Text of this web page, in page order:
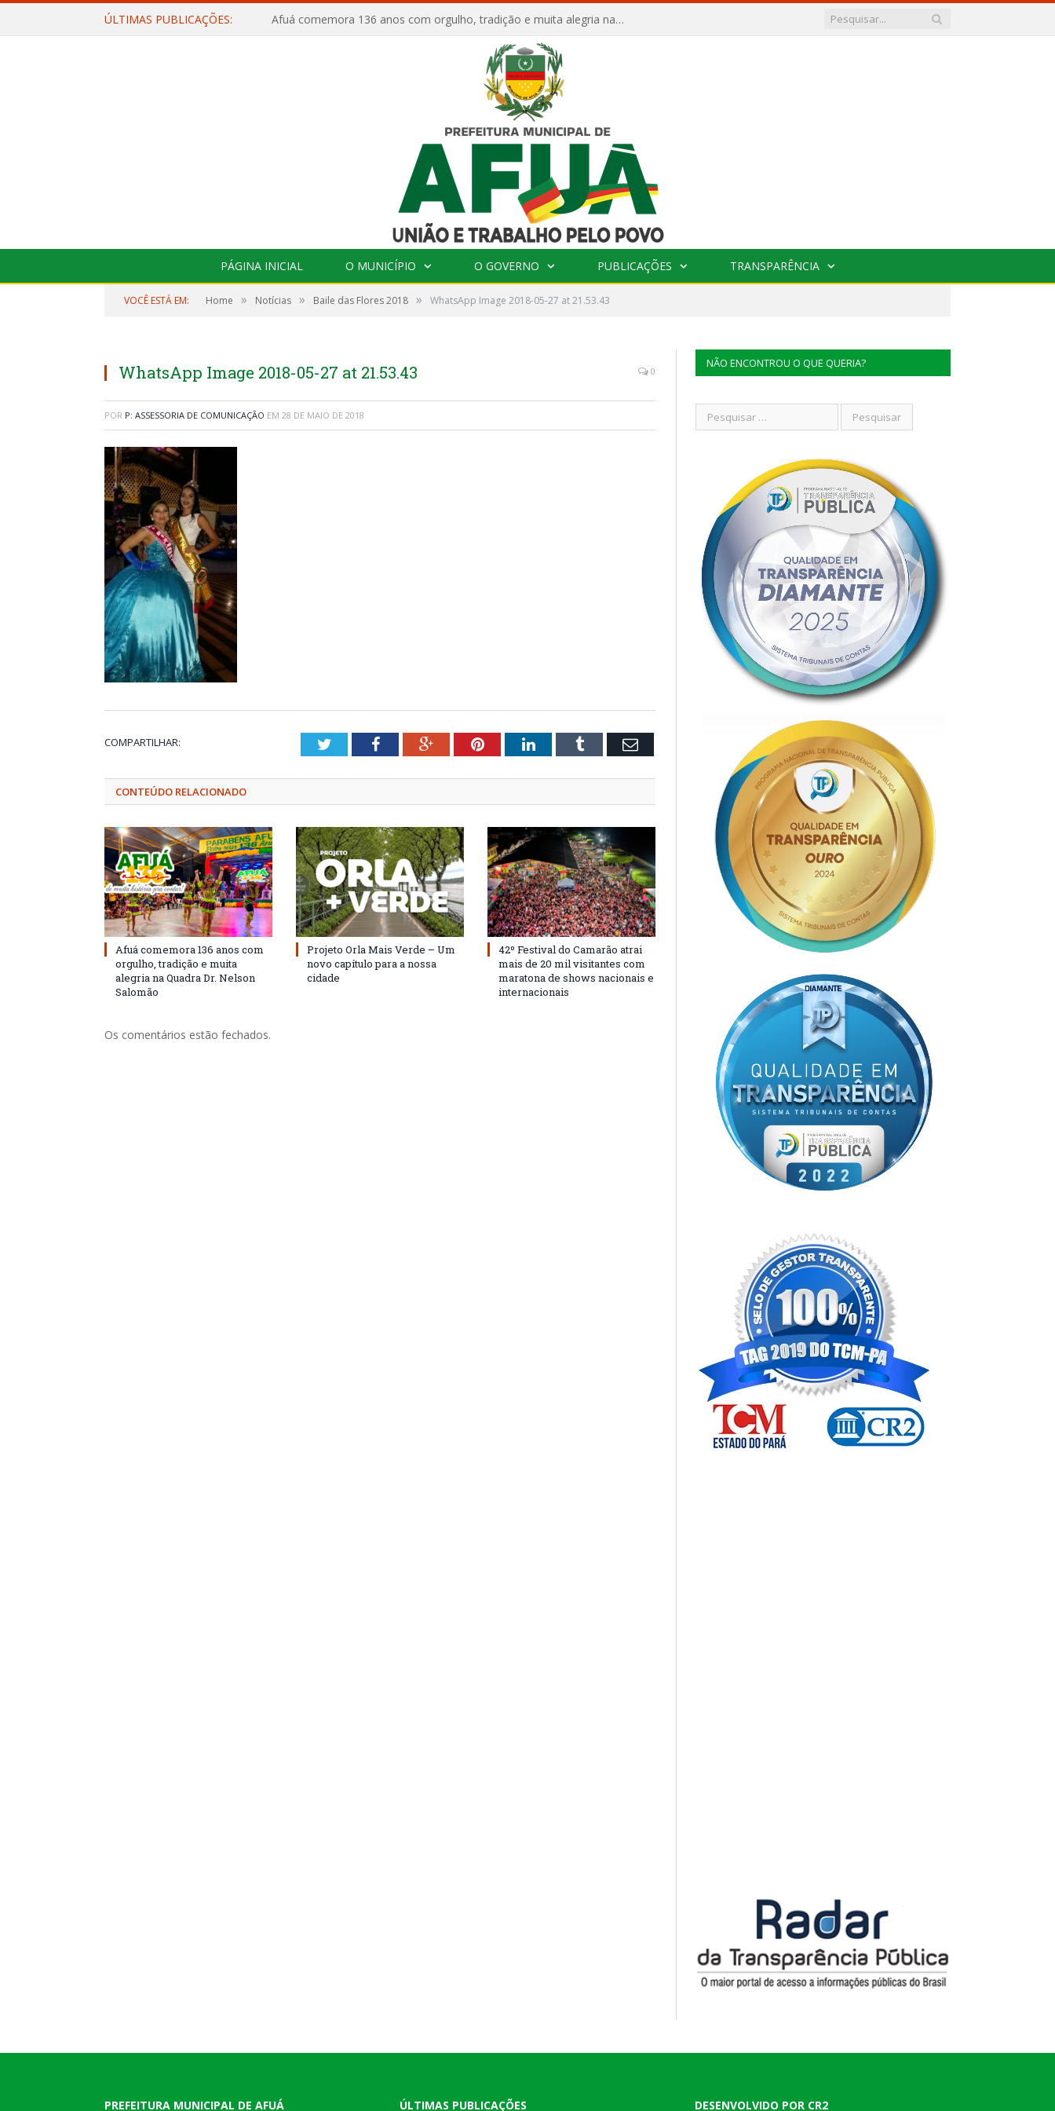
ÚLTIMAS PUBLICAÇÕES: Afuá comemora 136 anos com orgulho, tradição e muita alegria na Quadra Dr. Nelson Salomão
PÁGINA INICIAL O MUNICÍPIO O GOVERNO PUBLICAÇÕES TRANSPARÊNCIA
VOCÊ ESTÁ EM: Home » Notícias » Baile das Flores 2018 » WhatsApp Image 2018-05-27 at 21.53.43
WhatsApp Image 2018-05-27 at 21.53.43 0
POR P: ASSESSORIA DE COMUNICAÇÃO EM 28 DE MAIO DE 2018
COMPARTILHAR: TwitterFacebookGoogle+PinterestLinkedInTumblr Email
CONTEÚDO RELACIONADO
Afuá comemora 136 anos com
orgulho, tradição e muita
alegria na Quadra Dr. Nelson
Salomão
Projeto Orla Mais Verde – Um
novo capítulo para a nossa
cidade
42º Festival do Camarão atrai
mais de 20 mil visitantes com
maratona de shows nacionais e
internacionais
Os comentários estão fechados.
NÃO ENCONTROU O QUE QUERIA?
PREFEITURA MUNICIPAL DE AFUÁ ÚLTIMAS PUBLICAÇÕES DESENVOLVIDO POR CR2